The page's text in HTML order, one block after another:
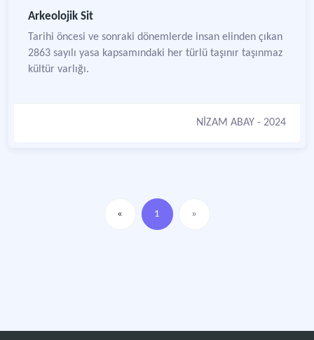
Arkeolojik Sit
Tarihi öncesi ve sonraki dönemlerde insan elinden çıkan
2863 sayılı yasa kapsamındaki her türlü taşınır taşınmaz
kültür varlığı.
NİZAM ABAY - 2024
« 1 »